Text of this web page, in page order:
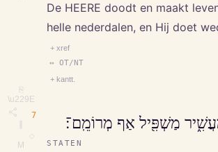
⎘
\u229E
M
De HEERE doodt en maakt
helle nederdalen, en Hij doet
+ xref
↔ OT/NT
+ kantt.
7 מַשְׁפִּ֖יל אַף מְרוֹמֵֽם־׃
STATEN